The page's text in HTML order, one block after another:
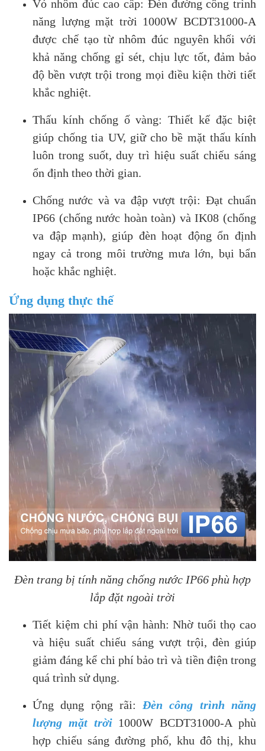
Vỏ nhôm đúc cao cấp: Đèn đường công trình
năng lượng mặt trời 1000W BCDT31000-A
được chế tạo từ nhôm đúc nguyên khối với
khả năng chống gỉ sét, chịu lực tốt, đảm bảo
độ bền vượt trội trong mọi điều kiện thời tiết
khắc nghiệt.
Thấu kính chống ố vàng: Thiết kế đặc biệt
giúp chống tia UV, giữ cho bề mặt thấu kính
luôn trong suốt, duy trì hiệu suất chiếu sáng
ổn định theo thời gian.
Chống nước và va đập vượt trội: Đạt chuẩn
IP66 (chống nước hoàn toàn) và IK08 (chống
va đập mạnh), giúp đèn hoạt động ổn định
ngay cả trong môi trường mưa lớn, bụi bẩn
hoặc khắc nghiệt.
Ứng dụng thực thế
Đèn trang bị tính năng chống nước IP66 phù hợp
lắp đặt ngoài trời
Tiết kiệm chi phí vận hành: Nhờ tuổi thọ cao
và hiệu suất chiếu sáng vượt trội, đèn giúp
giảm đáng kể chi phí bảo trì và tiền điện trong
quá trình sử dụng.
Ứng dụng rộng rãi: Đèn công trình năng
lượng mặt trời1000W BCDT31000-A phù
hợp chiếu sáng đường phố, khu đô thị, khu